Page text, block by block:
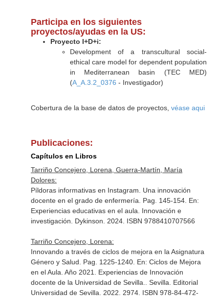
Participa en los siguientes
proyectos/ayudas en la US:
Proyecto I+D+i:
Development of a transcultural social-
ethical care model for dependent population
in Mediterranean basin (TEC MED)
(A_A.3.2_0376 - Investigador)
Cobertura de la base de datos de proyectos, véase aqui
Publicaciones:
Capítulos en Libros
Tarriño Concejero, Lorena, Guerra-Martín, María
Dolores:
Píldoras informativas en Instagram. Una innovación
docente en el grado de enfermería. Pag. 145-154. En:
Experiencias educativas en el aula. Innovación e
investigación . Dykinson. 2024. ISBN 9788410707566
Tarriño Concejero, Lorena:
Innovando a través de ciclos de mejora en la Asignatura
Género y Salud. Pag. 1225-1240. En: Ciclos de Mejora
en el Aula. Año 2021. Experiencias de Innovación
docente de la Universidad de Sevilla.
. Sevilla. Editorial
Universidad de Sevilla. 2022. 2974. ISBN 978-84-472-